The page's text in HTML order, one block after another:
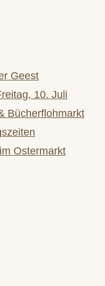
Geest
10. Juli
Bücherflohmarkt
Ostermarkt